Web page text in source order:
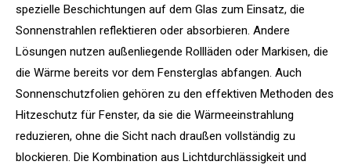
spezielle Beschichtungen auf dem Glas zum Einsatz, die
Sonnenstrahlen reflektieren oder absorbieren. Andere
Lösungen nutzen außenliegende Rollläden oder Markisen, die
die Wärme bereits vor dem Fensterglas abfangen. Auch
Sonnenschutzfolien gehören zu den effektiven Methoden des
Hitzeschutz für Fenster, da sie die Wärmeeinstrahlung
reduzieren, ohne die Sicht nach draußen vollständig zu
blockieren. Die Kombination aus Lichtdurchlässigkeit und